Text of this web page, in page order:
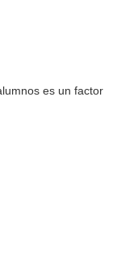
es un factor